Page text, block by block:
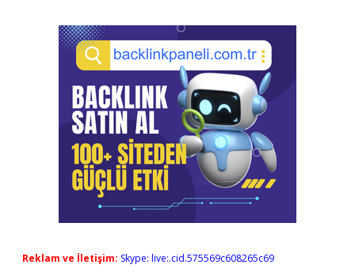
Reklam ve İletişim: Skype: live:.cid.575569c608265c69